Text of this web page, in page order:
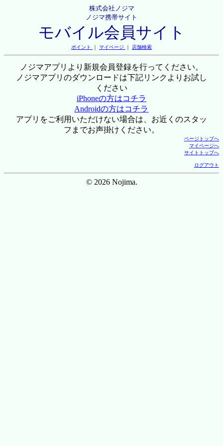
株式会社ノジマ
ノジマ携帯サイト
モバイル会員サイト
ポイント ｜ マイページ ｜ 店舗検索
ノジマアプリより新規会員登録を行ってください。
ノジマアプリのダウンロードは下記リンクよりお試し
ください
iPhoneの方はコチラ
Androidの方はコチラ
アプリをご利用いただけない場合は、お近くのスタッ
フまでお声掛けください。
ページトップへ
マイページへ
サイトトップへ
ログアウト
© 2026 Nojima.